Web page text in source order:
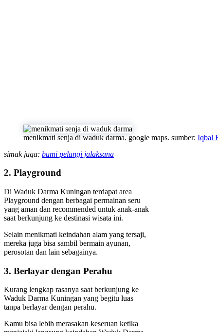
menikmati senja di waduk darma. google maps. sumber: Iqbal
simak juga: bumi pelangi jalaksana
2. Playground
Di Waduk Darma Kuningan terdapat area
Playground dengan berbagai permainan seru
yang aman dan recommended untuk anak-anak
saat berkunjung ke destinasi wisata ini.
Selain menikmati keindahan alam yang tersaji,
mereka juga bisa sambil bermain ayunan,
perosotan dan lain sebagainya.
3. Berlayar dengan Perahu
Kurang lengkap rasanya saat berkunjung ke
Waduk Darma Kuningan yang begitu luas
tanpa berlayar dengan perahu.
Kamu bisa lebih merasakan keseruan ketika